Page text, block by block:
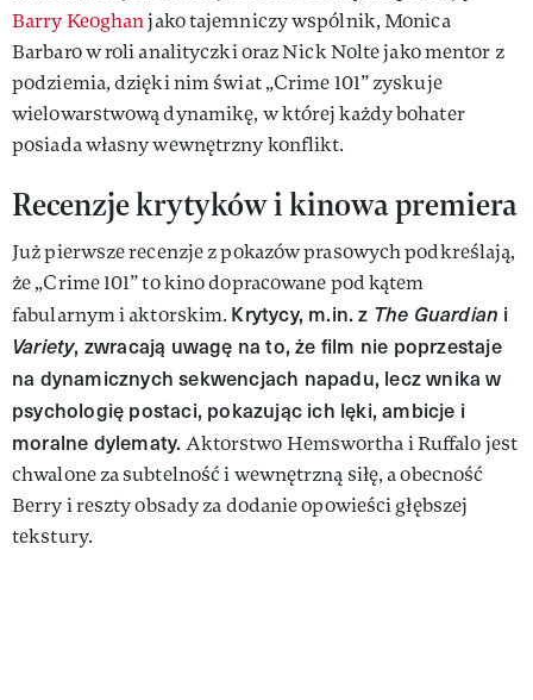
Barry Keoghanjako tajemniczy wspólnik, Monica
Barbaro w roli analityczki oraz Nick Nolte jako mentor z
podziemia, dzięki nim świat „Crime 101” zyskuje
wielowarstwową dynamikę, w której każdy bohater
posiada własny wewnętrzny konflikt.
Recenzje krytyków i kinowa premiera
Już pierwsze recenzje z pokazów prasowych podkreślają,
że „Crime 101” to kino dopracowane pod kątem
fabularnym i aktorskim. Krytycy, m.in. z The Guardian i
Variety, zwracają uwagę na to, że film nie poprzestaje
na dynamicznych sekwencjach napadu, lecz wnika w
psychologię postaci, pokazując ich lęki, ambicje i
moralne dylematy. Aktorstwo Hemswortha i Ruffalo jest
chwalone za subtelność i wewnętrzną siłę, a obecność
Berry i reszty obsady za dodanie opowieści głębszej
tekstury.